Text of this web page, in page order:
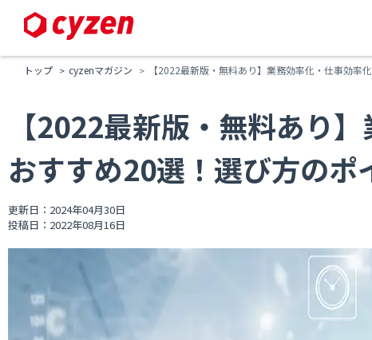
トップ cyzenマガジン 【2022最新版・無料あり】業務効率化・仕事効率
【2022最新版・無料あり
おすすめ20選！選び方のポ
更新日：2024年04月30日
投稿日：2022年08月16日